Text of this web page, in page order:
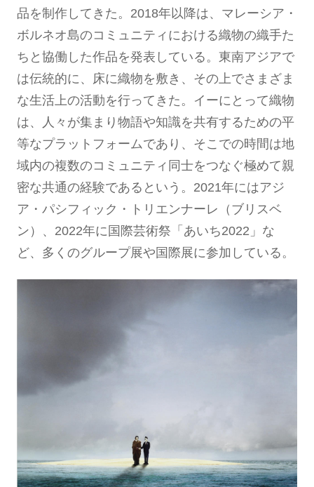
品を制作してきた。2018年以降は、マレーシア・
ボルネオ島のコミュニティにおける織物の織手た
ちと協働した作品を発表している。東南アジアで
は伝統的に、床に織物を敷き、その上でさまざま
な生活上の活動を行ってきた。イーにとって織物
は、人々が集まり物語や知識を共有するための平
等なプラットフォームであり、そこでの時間は地
域内の複数のコミュニティ同士をつなぐ極めて親
密な共通の経験であるという。2021年にはアジ
ア・パシフィック・トリエンナーレ（ブリスベ
ン）、2022年に国際芸術祭「あいち2022」な
ど、多くのグループ展や国際展に参加している。